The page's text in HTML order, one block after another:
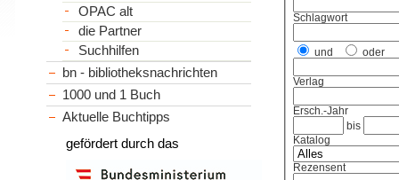
Schlagwort
und oder
Verlag
Ersch.-Jahr
bis
Katalog
Rezensent
OPAC alt
die Partner
Suchhilfen
bn - bibliotheksnachrichten
1000 und 1 Buch
Aktuelle Buchtipps
gefördert durch das